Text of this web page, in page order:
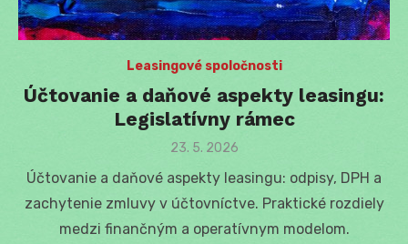
Leasingové spoločnosti
Účtovanie a daňové aspekty leasingu:
Legislatívny rámec
Posted
23. 5. 2026
Účtovanie a daňové aspekty leasingu: odpisy, DPH a
zachytenie zmluvy v účtovníctve. Praktické rozdiely
medzi finančným a operatívnym modelom.